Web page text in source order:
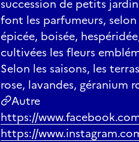
succession de petits
font les parfumeurs,
épicée, boisée,
cultivées les fleurs
Selon les saisons, les
rose, lavandes, géranium
Autre
https://
https://